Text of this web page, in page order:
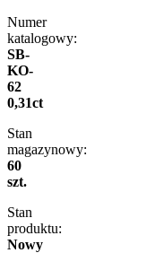
Numer
katalogowy:
SB-
KO-
62
0,31ct
Stan
magazynowy:
60
szt.
Stan
produktu:
Nowy